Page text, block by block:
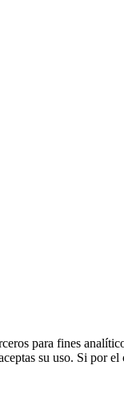
para fines
su uso. Si por